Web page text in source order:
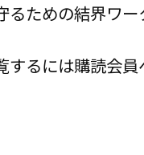
るための結界ワー
するには購読会員